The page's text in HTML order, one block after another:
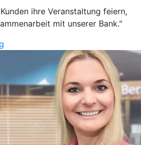
ihre Veranstaltung feiern,
mit unserer Bank."